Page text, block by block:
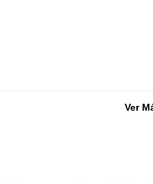
Ver